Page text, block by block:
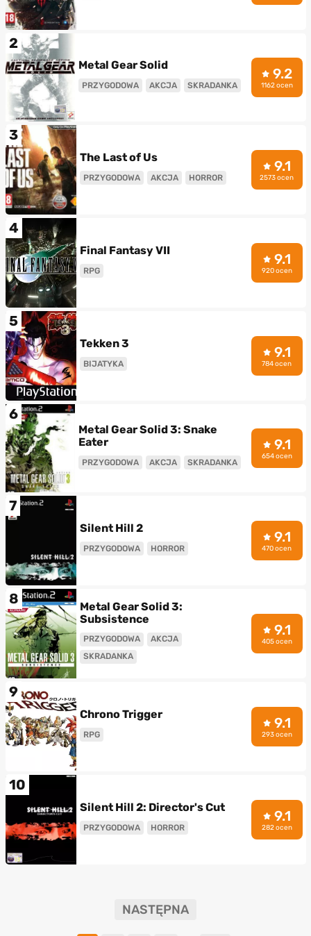
2
Metal Gear Solid
PRZYGODOWA AKCJA SKRADANKA
9.2
1162 ocen
3
The Last of Us
PRZYGODOWA AKCJA HORROR
9.1
2573 ocen
4
Final Fantasy VII
RPG
9.1
920 ocen
5
Tekken 3
BIJATYKA
9.1
784 ocen
6
Metal Gear Solid 3: Snake
Eater
PRZYGODOWA AKCJA SKRADANKA
9.1
654 ocen
7
Silent Hill 2
PRZYGODOWA HORROR
9.1
470 ocen
8
Metal Gear Solid 3:
Subsistence
PRZYGODOWA
AKCJA
SKRADANKA
9.1
405 ocen
9
Chrono Trigger
RPG
9.1
293 ocen
10
Silent Hill 2: Director's Cut
PRZYGODOWA HORROR
9.1
282 ocen
NASTĘPNA